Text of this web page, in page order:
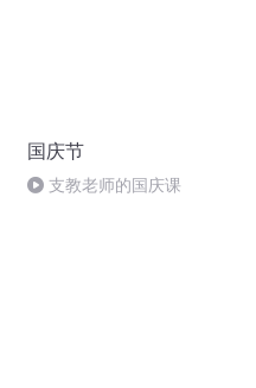
国庆节
支教老师的国庆课